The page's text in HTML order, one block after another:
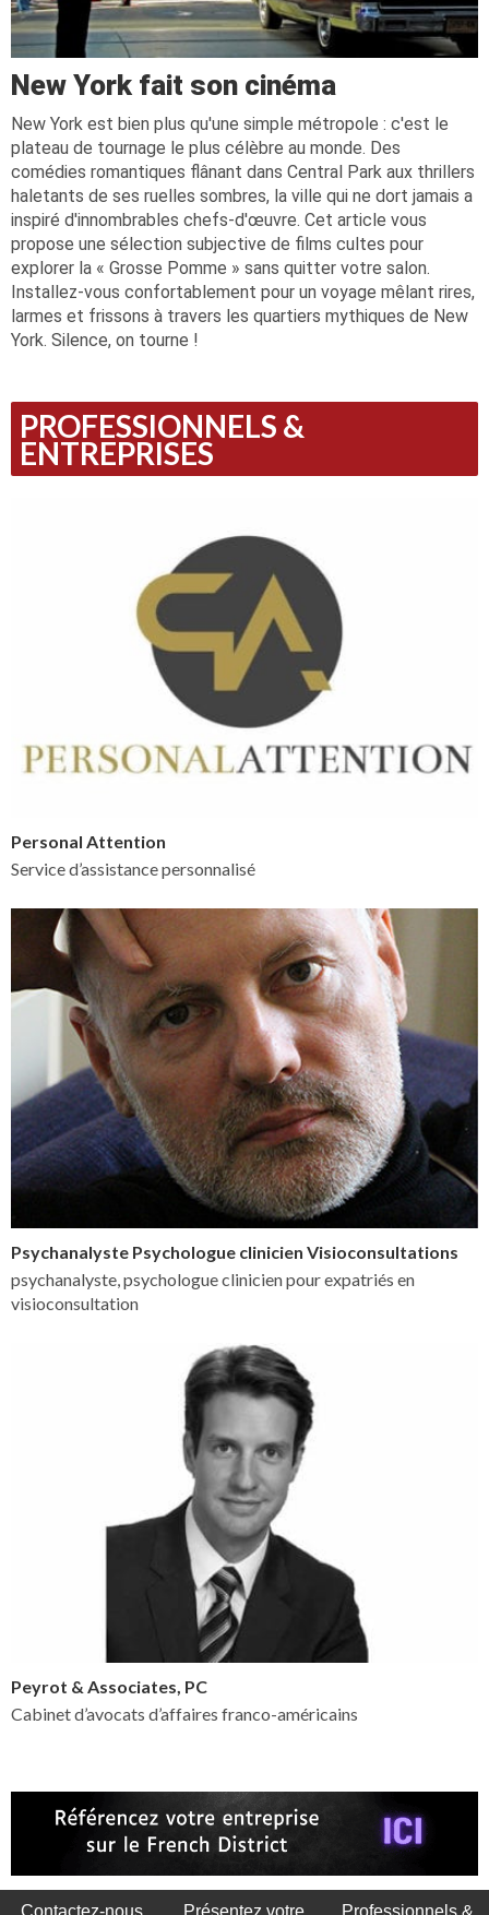
New York fait son cinéma
New York est bien plus qu'une simple métropole : c'est le
plateau de tournage le plus célèbre au monde. Des
comédies romantiques flânant dans Central Park aux thrillers
haletants de ses ruelles sombres, la ville qui ne dort jamais a
inspiré d'innombrables chefs-d'œuvre. Cet article vous
propose une sélection subjective de films cultes pour
explorer la « Grosse Pomme » sans quitter votre salon.
Installez-vous confortablement pour un voyage mêlant rires,
larmes et frissons à travers les quartiers mythiques de New
York. Silence, on tourne !
PROFESSIONNELS &
ENTREPRISES
Personal Attention
Service d’assistance personnalisé
Psychanalyste Psychologue clinicien Visioconsultations
psychanalyste, psychologue clinicien pour expatriés en
visioconsultation
Peyrot & Associates, PC
Cabinet d’avocats d’affaires franco-américains
Contactez-nous Présentez votre Professionnels &